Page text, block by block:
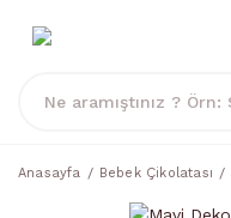
Anasayfa Bebek Çikolatası